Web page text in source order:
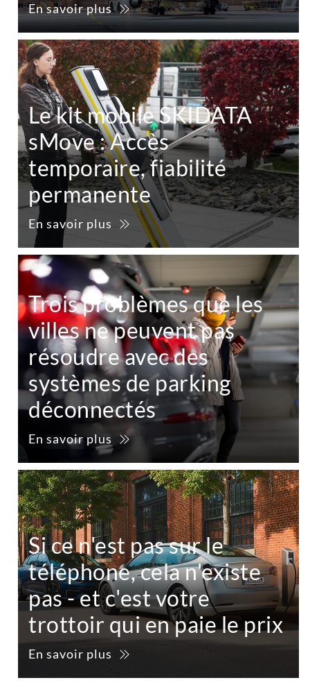
En savoir plus
Le kit mobile SKIDATA
sMove : Accès
temporaire, fiabilité
permanente
En savoir plus
Trois problèmes que les
villes ne peuvent pas
résoudre avec des
systèmes de parking
déconnectés
En savoir plus
Si ce n'est pas sur le
téléphone, cela n'existe
pas - et c'est votre
trottoir qui en paie le prix
En savoir plus